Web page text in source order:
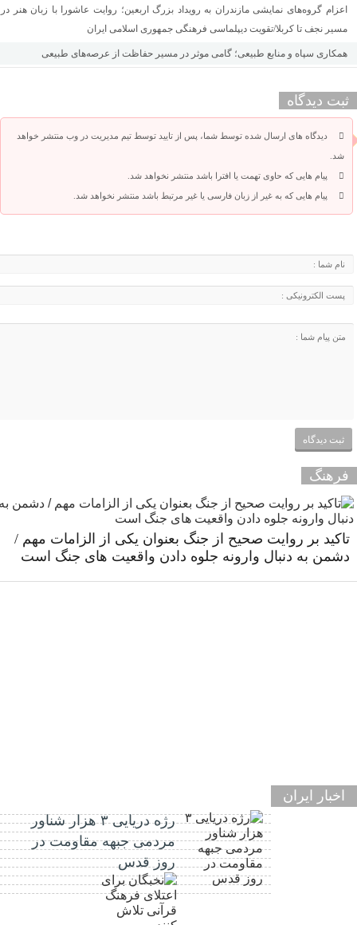
اعزام گروه‌های نمایشی مازندران به رویداد بزرگ اربعین؛ روایت عاشورا با زبان هنر در
مسیر نجف تا کربلا/تقویت دیپلماسی فرهنگی جمهوری اسلامی ایران
همکاری سپاه و منابع طبیعی؛ گامی موثر در مسیر حفاظت از عرصه‌های طبیعی
ثبت دیدگاه
دیدگاه های ارسال شده توسط شما، پس از تایید توسط تیم مدیریت در وب منتشر خواهد
شد.
پیام هایی که حاوی تهمت یا افترا باشد منتشر نخواهد شد.
پیام هایی که به غیر از زبان فارسی یا غیر مرتبط باشد منتشر نخواهد شد.
فرهنگ
تاکید بر روایت صحیح از جنگ بعنوان یکی از الزامات مهم /
دشمن به دنبال وارونه جلوه دادن واقعیت های جنگ است
اخبار ایران
رژه دریایی ۳ هزار شناور
مردمی جبهه مقاومت در
روز قدس